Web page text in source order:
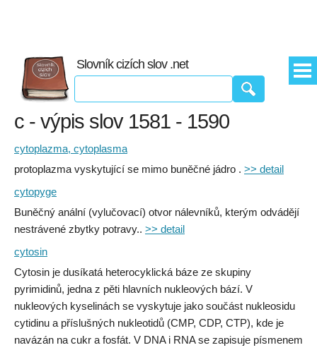
Slovník cizích slov .net
c - výpis slov 1581 - 1590
cytoplazma, cytoplasma
protoplazma vyskytující se mimo buněčné jádro . >> detail
cytopyge
Buněčný anální (vylučovací) otvor nálevníků, kterým odvádějí
nestrávené zbytky potravy.. >> detail
cytosin
Cytosin je dusíkatá heterocyklická báze ze skupiny
pyrimidinů, jedna z pěti hlavních nukleových bází. V
nukleových kyselinách se vyskytuje jako součást nukleosidu
cytidinu a příslušných nukleotidů (CMP, CDP, CTP), kde je
navázán na cukr a fosfát. V DNA i RNA se zapisuje písmenem